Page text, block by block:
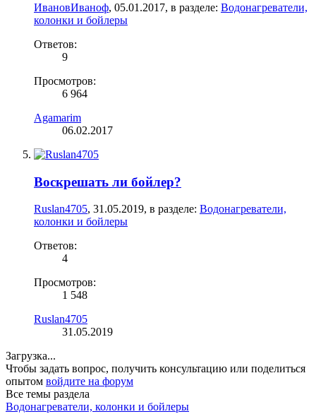
ИвановИваноф, 05.01.2017, в разделе: Водонагреватели,
колонки и бойлеры
Ответов:
9
Просмотров:
6 964
Agamarim
06.02.2017
Воскрешать ли бойлер?
Ruslan4705, 31.05.2019, в разделе: Водонагреватели,
колонки и бойлеры
Ответов:
4
Просмотров:
1 548
Ruslan4705
31.05.2019
Загрузка...
Чтобы задать вопрос, получить консультацию или поделиться
опытом войдите на форум
Все темы раздела
Водонагреватели, колонки и бойлеры